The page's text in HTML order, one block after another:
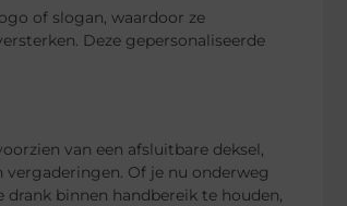
of slogan, waardoor ze
Deze gepersonaliseerde
van een afsluitbare deksel,
Of je nu onderweg
binnen handbereik te houden,